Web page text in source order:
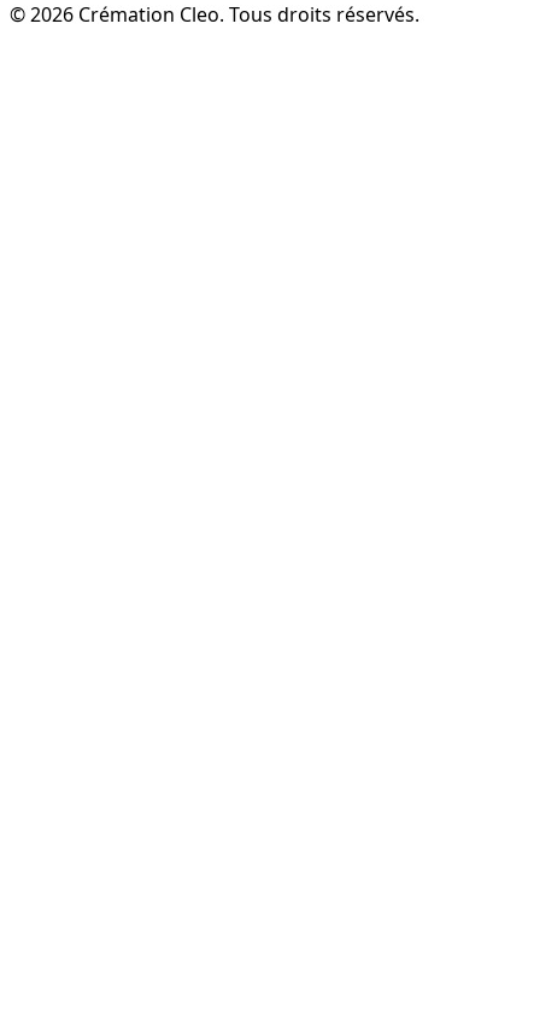
© 2026 Crémation Cleo. Tous droits réservés.